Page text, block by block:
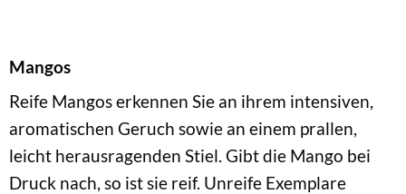
Mangos
Reife Mangos erkennen Sie an ihrem intensiven,
aromatischen Geruch sowie an einem prallen,
leicht herausragenden Stiel. Gibt die Mango bei
Druck nach, so ist sie reif. Unreife Exemplare